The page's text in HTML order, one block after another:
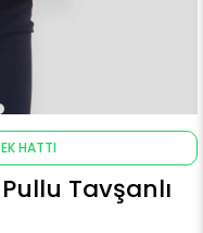
HATTI
Tavşanlı